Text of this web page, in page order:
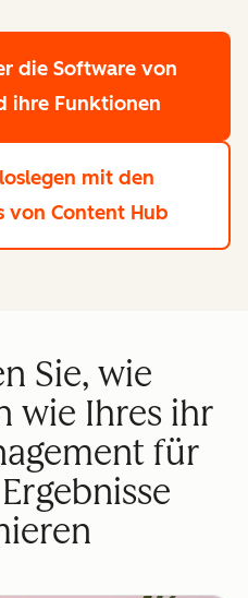
die Software von
ihre Funktionen
mit den
von Content Hub
Sie, wie
wie Ihres ihr
für